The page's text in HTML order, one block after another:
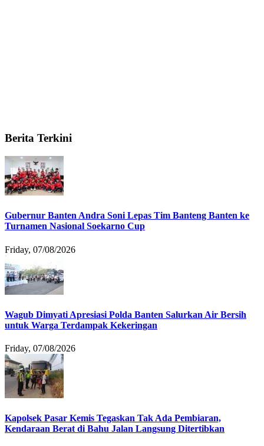
Berita Terkini
Gubernur Banten Andra Soni Lepas Tim Banteng Banten ke
Turnamen Nasional Soekarno Cup
Friday, 07/08/2026
Wagub Dimyati Apresiasi Polda Banten Salurkan Air Bersih
untuk Warga Terdampak Kekeringan
Friday, 07/08/2026
Kapolsek Pasar Kemis Tegaskan Tak Ada Pembiaran,
Kendaraan Berat di Bahu Jalan Langsung Ditertibkan